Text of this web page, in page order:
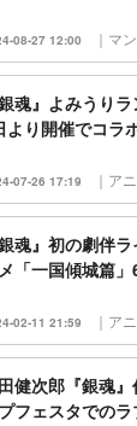
08-27 12:00 ｜マ
銀魂』よみうり
より開催でコラ
07-26 17:19 ｜ア
銀魂』初の劇伴
「一国傾城篇
02-11 21:59 ｜ア
健次郎『銀魂
フェスタでの